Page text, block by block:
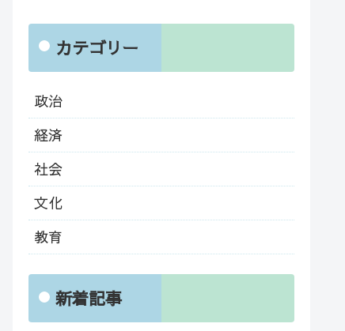
カテゴリー
政治
経済
社会
文化
教育
新着記事